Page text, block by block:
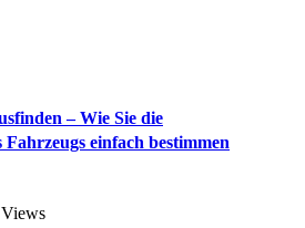
– Wie Sie die
einfach bestimmen
Views